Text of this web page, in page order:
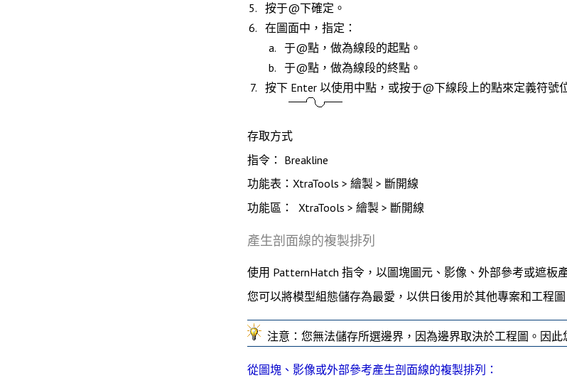
按于@下確定 。
在圖面中，指定：
于@點，做為線段的起點。
于@點，做為線段的終點。
按下 Enter以使用 中點，或按于@下線段上的點來定義符號
存取方式
指令： Breakline
功能表：XtraTools > 繪製 > 斷開線
功能區： XtraTools > 繪製 > 斷開線
產生剖面線的複製排列
使用 PatternHatch 指令，以圖塊圖元、影像、外部參考或遮板
您可以將模型組態儲存為最愛，以供日後用於其他專案和工程圖
注意 ：您無法儲存所選邊界，因為邊界取決於工程圖。因
從圖塊、影像或外部參考產生剖面線的複製排列：